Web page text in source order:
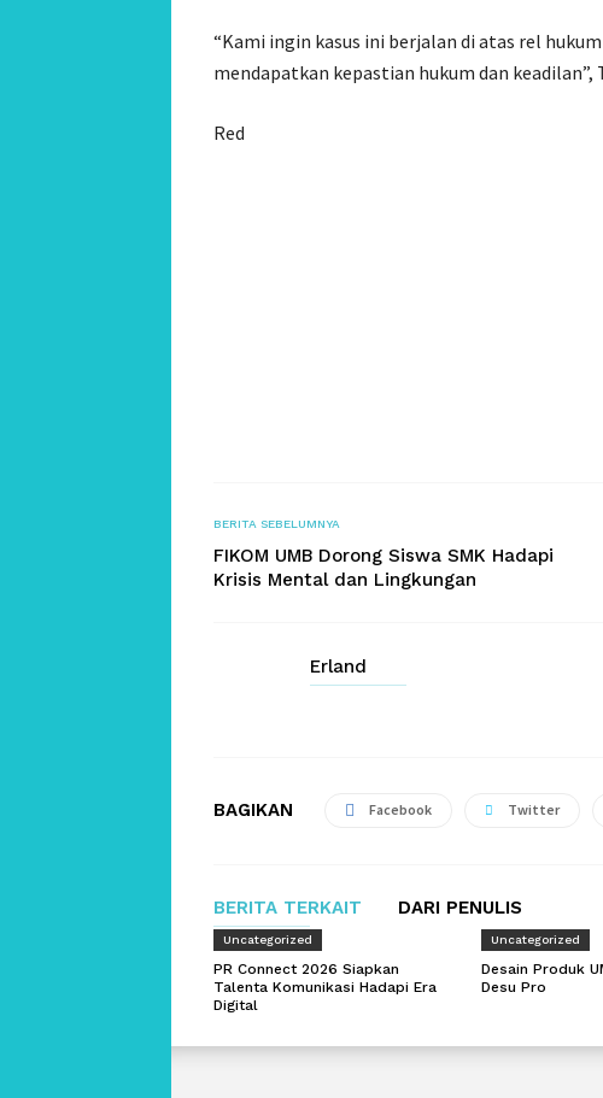
‎‎“Kami ingin kasus ini berjalan di atas rel
mendapatkan kepastian hukum dan keadilan”,
Red
BERITA SEBELUMNYA
FIKOM UMB Dorong Siswa SMK Hadapi
Krisis Mental dan Lingkungan
Erland
BAGIKAN Facebook Twitter
BERITA TERKAIT DARI PENULIS
Uncategorized
PR Connect 2026 Siapkan
Talenta Komunikasi Hadapi Era
Digital
Uncategorized
Desain Produk
Desu Pro